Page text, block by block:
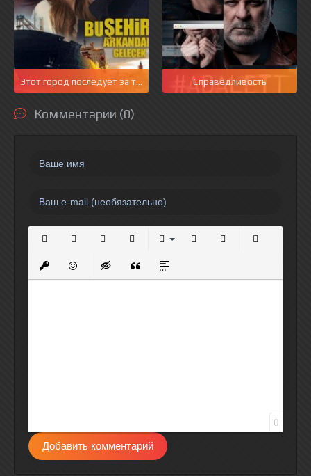
Этот город последует за тобой Справедливость
Комментарии (0)
Вставить защищенную ссылку
Вставить смайлик
Вставка скрытого текста
Вставка цитаты
Вставка спойлера
0
Добавить комментарий